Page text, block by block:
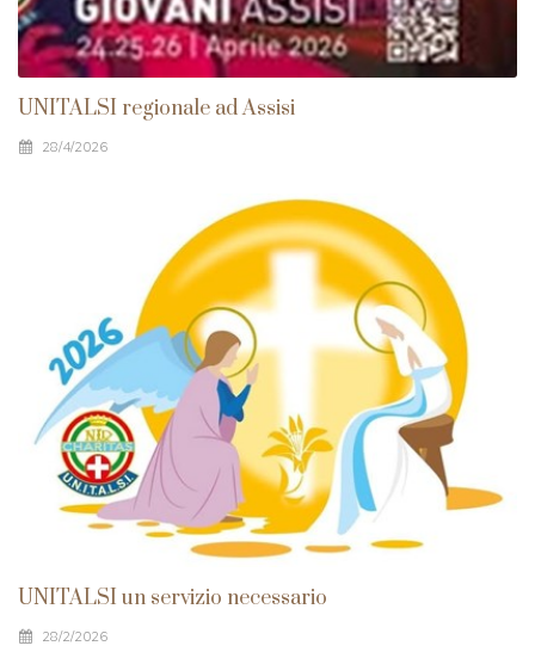
UNITALSI regionale ad Assisi
28/4/2026
UNITALSI un servizio necessario
28/2/2026